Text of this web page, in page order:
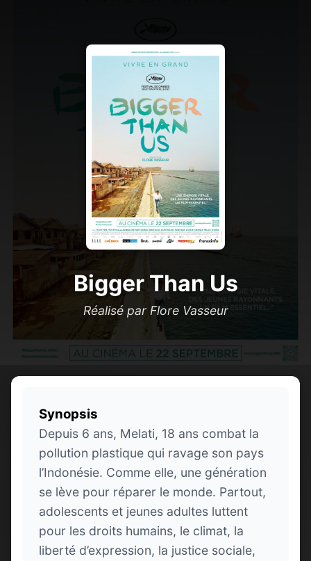
Bigger Than Us
Réalisé par Flore Vasseur
Synopsis
Depuis 6 ans, Melati, 18 ans combat la
pollution plastique qui ravage son pays
l’Indonésie. Comme elle, une génération
se lève pour réparer le monde. Partout,
adolescents et jeunes adultes luttent
pour les droits humains, le climat, la
liberté d’expression, la justice sociale,